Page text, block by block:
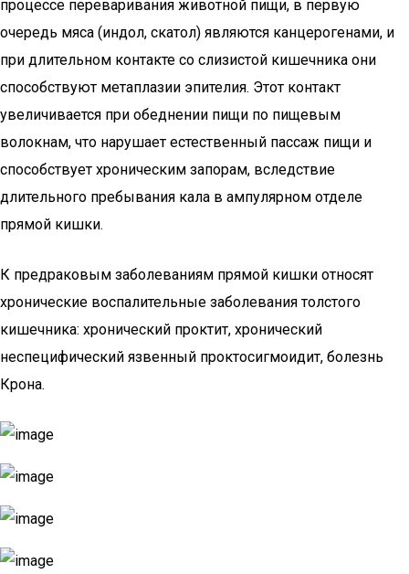
процессе переваривания животной пищи, в первую
очередь мяса (индол, скатол) являются канцерогенами, и
при длительном контакте со слизистой кишечника они
способствуют метаплазии эпителия. Этот контакт
увеличивается при обеднении пищи по пищевым
волокнам, что нарушает естественный пассаж пищи и
способствует хроническим запорам, вследствие
длительного пребывания кала в ампулярном отделе
прямой кишки.
К предраковым заболеваниям прямой кишки относят
хронические воспалительные заболевания толстого
кишечника: хронический проктит, хронический
неспецифический язвенный проктосигмоидит, болезнь
Крона.